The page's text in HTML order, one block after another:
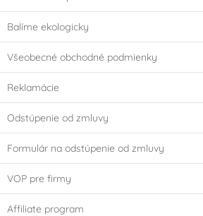
Balíme ekologicky
Všeobecné obchodné podmienky
Reklamácie
Odstúpenie od zmluvy
Formulár na odstúpenie od zmluvy
VOP pre firmy
Affiliate program